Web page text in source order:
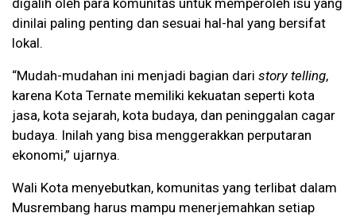
digalih oleh para komunitas untuk memperoleh isu yang
dinilai paling penting dan sesuai hal-hal yang bersifat
lokal.
“Mudah-mudahan ini menjadi bagian dari story telling,
karena Kota Ternate memiliki kekuatan seperti kota
jasa, kota sejarah, kota budaya, dan peninggalan cagar
budaya. Inilah yang bisa menggerakkan perputaran
ekonomi,” ujarnya.
Wali Kota menyebutkan, komunitas yang terlibat dalam
Musrembang harus mampu menerjemahkan setiap